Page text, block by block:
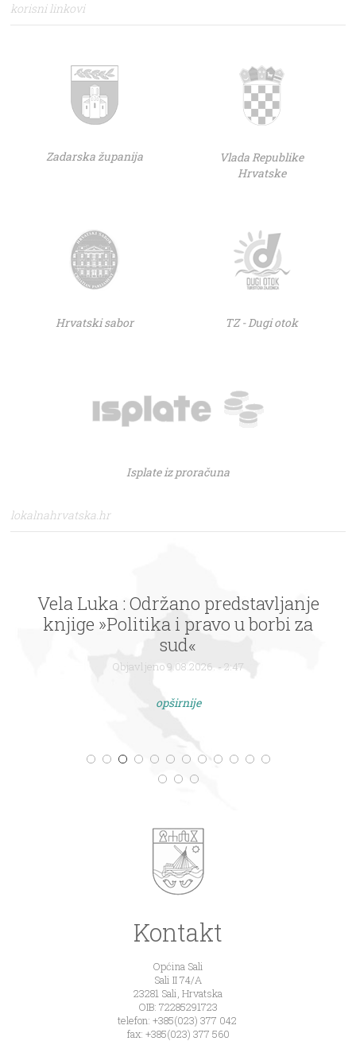
korisni linkovi
Zadarska županija
Vlada Republike
Hrvatske
Hrvatski sabor TZ - Dugi otok
Isplate iz proračuna
lokalnahrvatska.hr
Vela Luka : Održano predstavljanje
knjige »Politika i pravo u borbi za
sud«
Objavljeno 9.08.2026. - 2:47
opširnije
Kontakt
Općina Sali
Sali II 74/A
23281 Sali, Hrvatska
OIB: 72285291723
telefon: +385(023) 377 042
fax: +385(023) 377 560